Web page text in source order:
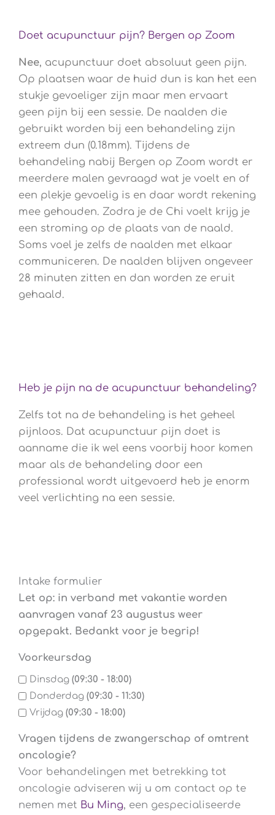
Doet acupunctuur pijn? Bergen op Zoom
Nee, acupunctuur doet absoluut geen pijn.
Op plaatsen waar de huid dun is kan het een
stukje gevoeliger zijn maar men ervaart
geen pijn bij een sessie. De naalden die
gebruikt worden bij een behandeling zijn
extreem dun (0.18mm). Tijdens de
behandeling nabij Bergen op Zoom wordt er
meerdere malen gevraagd wat je voelt en of
een plekje gevoelig is en daar wordt rekening
mee gehouden. Zodra je de Chi voelt krijg je
een stroming op de plaats van de naald.
Soms voel je zelfs de naalden met elkaar
communiceren. De naalden blijven ongeveer
28 minuten zitten en dan worden ze eruit
gehaald.
Heb je pijn na de acupunctuur behandeling?
Zelfs tot na de behandeling is het geheel
pijnloos. Dat acupunctuur pijn doet is
aanname die ik wel eens voorbij hoor komen
maar als de behandeling door een
professional wordt uitgevoerd heb je enorm
veel verlichting na een sessie.
Intake formulier
Let op: in verband met vakantie worden
aanvragen vanaf 23 augustus weer
opgepakt. Bedankt voor je begrip!
Voorkeursdag
Dinsdag (09:30 - 18:00)
Donderdag (09:30 - 11:30)
Vrijdag (09:30 - 18:00)
Vragen tijdens de zwangerschap of omtrent
oncologie?
Voor behandelingen met betrekking tot
oncologie adviseren wij u om contact op te
nemen met Bu Ming, een gespecialiseerde